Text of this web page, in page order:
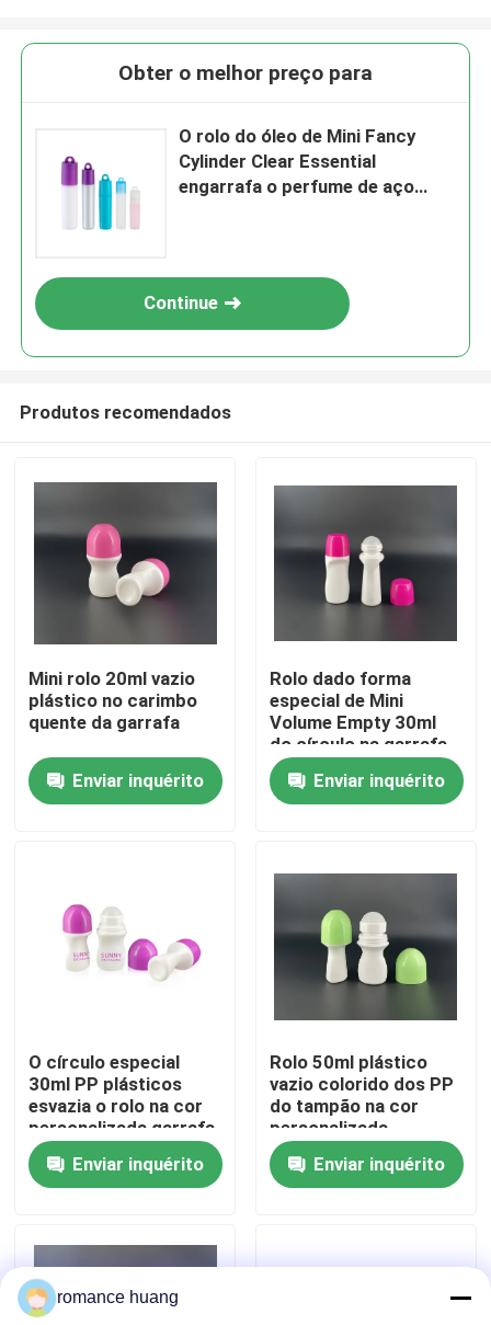
Casa
Produtos
Controle de Qualidade
Pedir um orçamento
Garrafa mal ventilada cosmética
garrafa cosmética da loção
Frasco de creme cosmético
Obter o melhor preço para
O rolo do óleo de Mini Fancy
Cylinder Clear Essential
engarrafa o perfume de aço
Continue
Produtos recomendados
Mini rolo 20ml vazio
plástico no carimbo
quente da garrafa
Enviar inquérito
Rolo dado forma
especial de Mini
Volume Empty 30ml
do círculo na garrafa
PP plásticos
Enviar inquérito
O círculo especial
30ml PP plásticos
esvazia o rolo na cor
personalizada garrafa
Enviar inquérito
Rolo 50ml plástico
vazio colorido dos PP
do tampão na cor
personalizada
garrafas
Enviar inquérito
romance huang